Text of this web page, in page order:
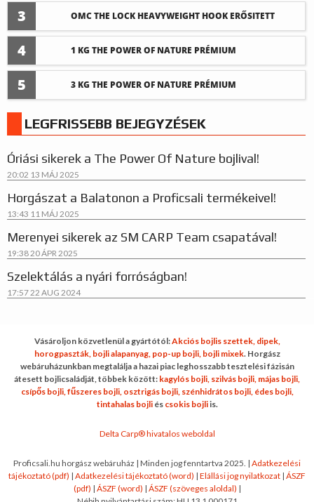
3 OMC THE LOCK HEAVYWEIGHT HOOK ERŐSITETT
4 1 KG THE POWER OF NATURE PRÉMIUM
MINŐSÉGŰ KRILL-BLODWORM BOJLI
5 3 KG THE POWER OF NATURE PRÉMIUM
LEGFRISSEBB BEJEGYZÉSEK
Óriási sikerek a The Power Of Nature bojlival!
20:02 13 MÁJ 2025
Horgászat a Balatonon a Proficsali termékeivel!
13:43 11 MÁJ 2025
Merenyei sikerek az SM CARP Team csapatával!
19:38 20 ÁPR 2025
Szelektálás a nyári forróságban!
17:57 22 AUG 2024
Vásároljon közvetlenül a gyártótól:Akciós bojlis szettek, dipek,
horogpaszták, bojli alapanyag, pop-up bojli, bojli mixek. Horgász
webáruházunkban megtalálja a hazai piac leghosszabb tesztelési fázisán
átesett bojlicsaládját, többek között: kagylós bojli, szilvás bojli, májas bojli,
csípős bojli, fűszeres bojli, osztrigás bojli, szénhidrátos bojli, édes bojli,
tintahalas bojliés csokis bojliis.
Delta Carp® hivatalos weboldal
Proficsali.hu horgász webáruház | Minden jog fenntartva 2025. | Adatkezelési
tájékoztató (pdf) | Adatkezelési tájékoztató (word) | Elállási jog nyilatkozat | ÁSZF
(pdf) | ÁSZF (word) | ÁSZF (szöveges aloldal) |